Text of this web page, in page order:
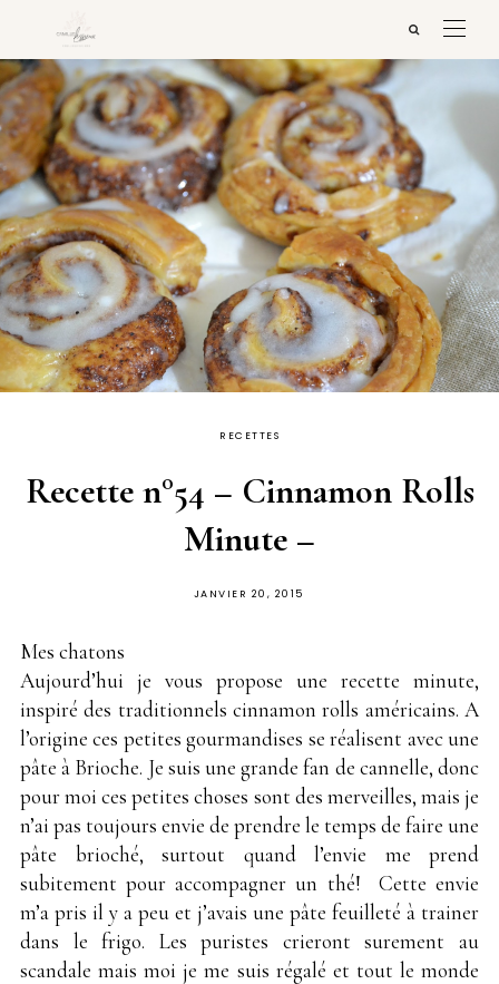
RECETTES
Recette n°54 – Cinnamon Rolls
Minute –
PUBLIÉ
JANVIER 20, 2015
Mes chatons
Aujourd’hui je vous propose une recette minute,
inspiré des traditionnels cinnamon rolls américains. A
l’origine ces petites gourmandises se réalisent avec une
pâte à Brioche. Je suis une grande fan de cannelle, donc
pour moi ces petites choses sont des merveilles, mais je
n’ai pas toujours envie de prendre le temps de faire une
pâte brioché, surtout quand l’envie me prend
subitement pour accompagner un thé! Cette envie
m’a pris il y a peu et j’avais une pâte feuilleté à trainer
dans le frigo. Les puristes crieront surement au
scandale mais moi je me suis régalé et tout le monde